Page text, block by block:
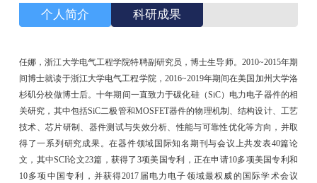
个人简介 科研成果
任娜，浙江大学电气工程学院特聘副研究员，博士生导师。2010~2015年期
间博士就读于浙江大学电气工程学院，2016~2019年期间在美国加州大学洛
杉矶分校做博士后。十年期间一直致力于碳化硅（SiC）电力电子器件的相
关研究，其中包括SiC二极管和MOSFET器件的物理机制、结构设计、工艺
技术、芯片研制、器件测试与失效分析、性能与可靠性优化等方向，并取
得了一系列研究成果。在器件领域国际知名期刊与会议上共发表40篇论
文，其中SCI论文23篇，获得了3项美国专利，正在申请10多项美国专利和
10多项中国专利，并获得2017届电力电子领域最权威的国际学术会议